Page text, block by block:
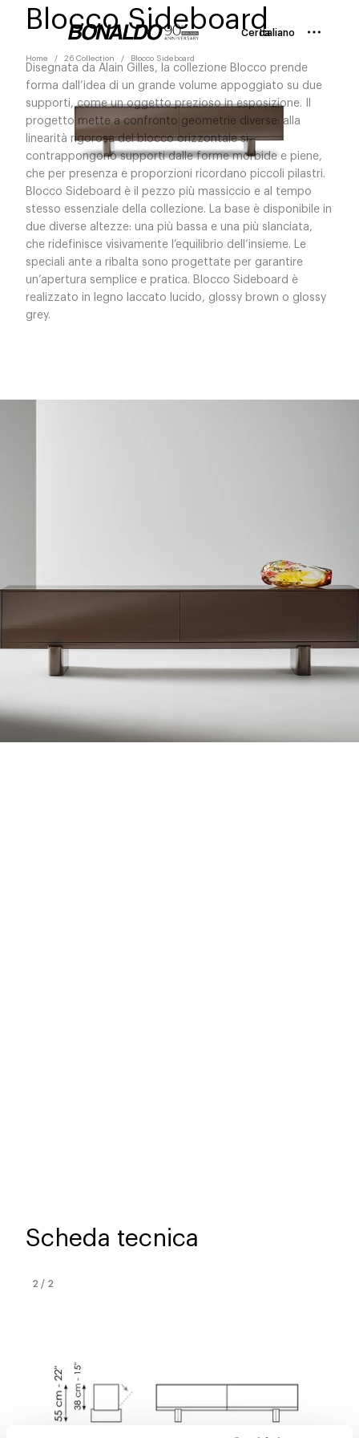
CercaItaliano
Home 26 Collection Blocco Sideboard
Blocco Sideboard
Disegnata da Alain Gilles, la collezione Blocco prende
forma dall’idea di un grande volume appoggiato su due
supporti, come un oggetto prezioso in esposizione. Il
progetto mette a confronto geometrie diverse: alla
linearità rigorosa del blocco orizzontale si
contrappongono supporti dalle forme morbide e piene,
che per presenza e proporzioni ricordano piccoli pilastri.
Blocco Sideboard è il pezzo più massiccio e al tempo
stesso essenziale della collezione. La base è disponibile in
due diverse altezze: una più bassa e una più slanciata,
che ridefinisce visivamente l’equilibrio dell’insieme. Le
speciali ante a ribalta sono progettate per garantire
un’apertura semplice e pratica. Blocco Sideboard è
realizzato in legno laccato lucido, glossy brown o glossy
grey.
Scheda tecnica
2 / 2